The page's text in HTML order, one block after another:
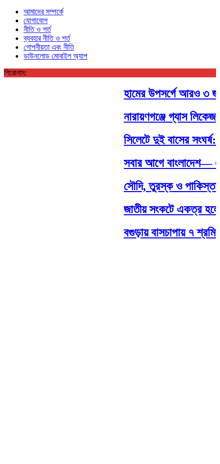
আমাদের সম্পর্কে
যোগাযোগ
নীতি ও শর্ত
ব্যবহার নীতি ও শর্ত
গোপনীয়তা এবং নীতি
ডাউনলোড মোবাইল অ্যাপ
শিরোনাম:
হামের উপসর্গে আরও ৩ জন
নারায়ণগঞ্জে গ্যাস
সিলেটে দুই বাসের সংঘর্ষ:
সবার আগে বাংলাদেশ—
সৌদি, তুরস্ক ও
জাতীয় সংকটে একত্র হলে
বগুড়ায় বাসচাপায় ৭